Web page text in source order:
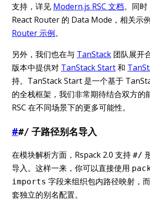
支持，详见 Modern.js RSC 文档。同
React Router 的 Data Mode，相关示
Router 示例。
另外，我们也在与 TanStack 团队展开
版本中提供对 TanStack Start和
持。TanStack Start 是一个基于
的全栈框架，我们非常期待结合双方的
RSC 在不同场景下的更多可能性。
##/ 子路径别名导入
在模块解析方面，Rspack 2.0 支持 #/
导入。这样一来，你可以直接使用
imports 字段来组织包内路径映射，
套独立的别名配置。